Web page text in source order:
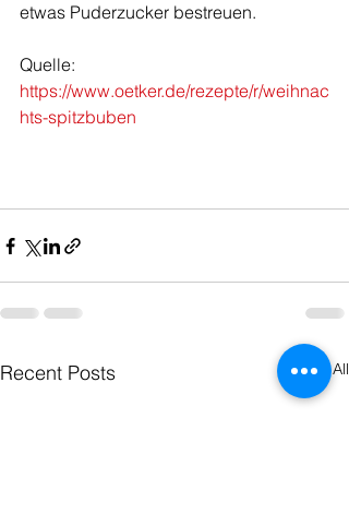
etwas Puderzucker bestreuen.
Quelle:
https://www.oetker.de/rezepte/r/weihnac
hts-spitzbuben
Recent Posts See All